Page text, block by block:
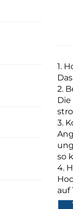
1.
2.
3.
so
4.
auf